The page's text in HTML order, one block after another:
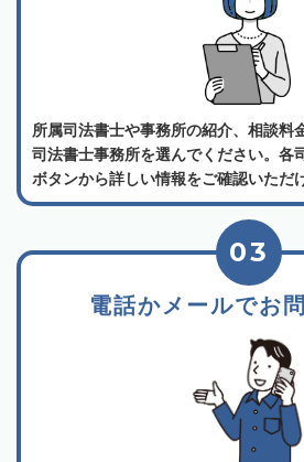
所属司法書士や事務所の紹介、相談料
司法書士事務所を選んでください。各
ボタンから詳しい情報をご確認いただ
電話かメールでお
03